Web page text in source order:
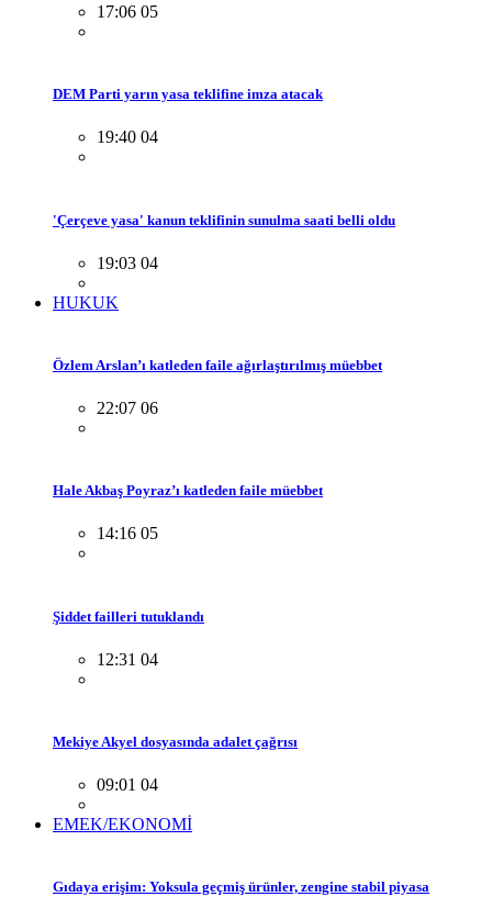
17:06 05
DEM Parti yarın yasa teklifine imza atacak
19:40 04
'Çerçeve yasa' kanun teklifinin sunulma saati belli oldu
19:03 04
HUKUK
Özlem Arslan’ı katleden faile ağırlaştırılmış müebbet
22:07 06
Hale Akbaş Poyraz’ı katleden faile müebbet
14:16 05
Şiddet failleri tutuklandı
12:31 04
Mekiye Akyel dosyasında adalet çağrısı
09:01 04
EMEK/EKONOMİ
Gıdaya erişim: Yoksula geçmiş ürünler, zengine stabil piyasa